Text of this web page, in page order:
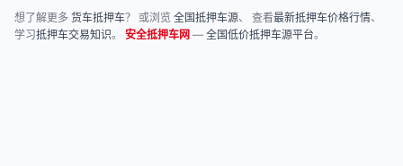
想了解更多 货车抵押车？ 或浏览 全国抵押车源、 查看最新抵押车价格行情、
学习抵押车交易知识。 安全抵押车网 — 全国低价抵押车源平台。